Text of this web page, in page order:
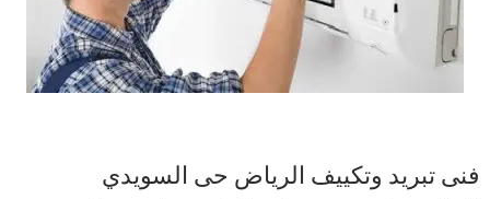
فنى تبريد وتكييف الرياض حى السويدي